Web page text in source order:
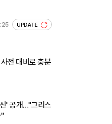
UPDATE
전 대비로 충분
' 공개…"그리스
"